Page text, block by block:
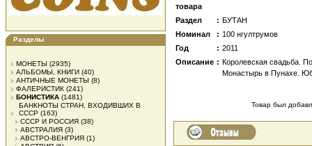
Разделы
МОНЕТЫ (2935)
АЛЬБОМЫ, КНИГИ (40)
АНТИЧНЫЕ МОНЕТЫ (8)
ФАЛЕРИСТИК (241)
БОНИСТИКА (1481)
БАНКНОТЫ СТРАН, ВХОДИВШИХ В
СССР (163)
СССР И РОССИЯ (38)
АВСТРАЛИЯ (3)
АВСТРО-ВЕНГРИЯ (1)
товара
Раздел : БУТАН
Номинал
: 100 нгултрумов
Год
: 2011
Описание : Королевская свадьба.
Монастырь в Пунахе.
Товар был